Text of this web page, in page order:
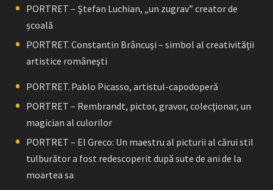
PORTRET – Ştefan Luchian, „un zugrav” creator de
școală
PORTRET. Constantin Brâncuşi – simbol al creativităţii
artistice româneşti
PORTRET. Pablo Picasso, artistul-capodoperă
PORTRET – Rembrandt, pictor, gravor, colecţionar, un
magician al culorilor
PORTRET – El Greco: Un maestru al picturii al cărui stil
tulburător a fost redescoperit după sute de ani de la
moartea sa